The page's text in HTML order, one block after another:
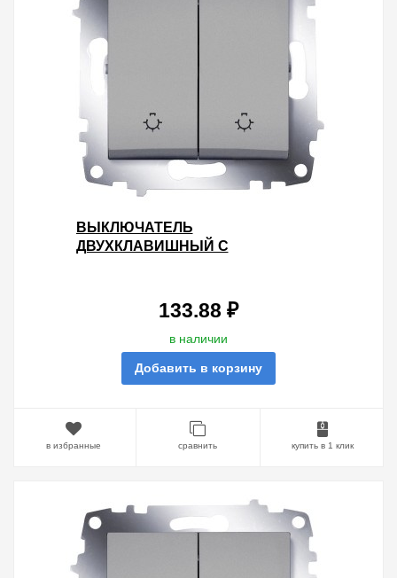
ВЫКЛЮЧАТЕЛЬ
ДВУХКЛАВИШНЫЙ С
133.88 ₽
в наличии
Добавить в корзину
в избранные сравнить купить в 1 клик